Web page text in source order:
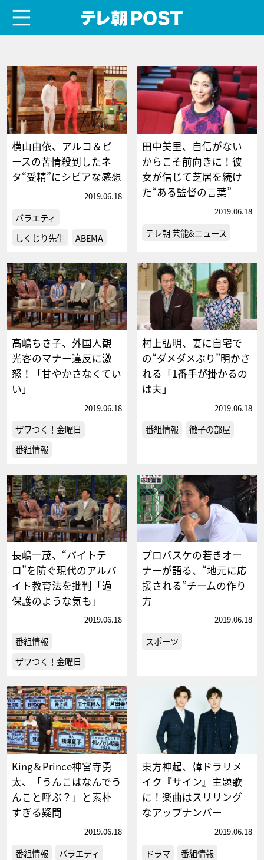
横山由依、アルコ＆ピ
ースの苦情殺到したネ
タ“受精”にシビアな感想
2019.06.18
バラエティ
しくじり先生
ABEMA
田中美里、自信がない
からこそ前向きに！彼
女が信じて芝居を続け
た“ある監督の言葉”
2019.06.18
テレ朝 芸能&ニュース
高嶋ちさ子、外国人観
光客のマナー違反に激
怒！「甘やかさなくてい
い」
2019.06.18
ザワつく！金曜日
番組情報
村上弘明、妻に自宅で
の“ダメダメぶり”明かさ
れる「1番手が掛かるの
は夫」
2019.06.18
番組情報 徹子の部屋
長嶋一茂、“バイトテ
ロ”を防ぐ現代のアルバ
イト教育法を批判「過
保護のような気も」
2019.06.18
番組情報
ザワつく！金曜日
プロバスケの若きオー
ナーが語る、“地元に応
援される”チームの作り
方
2019.06.18
スポーツ
King＆Prince神宮寺勇
太、「うんこはなんでう
んこと呼ぶ？」と素朴
すぎる疑問
2019.06.18
番組情報 バラエティ
東方神起、韓ドラリメ
イク『サイン』主題歌
に！楽曲はスリリング
なアップナンバー
2019.06.18
ドラマ
番組情報